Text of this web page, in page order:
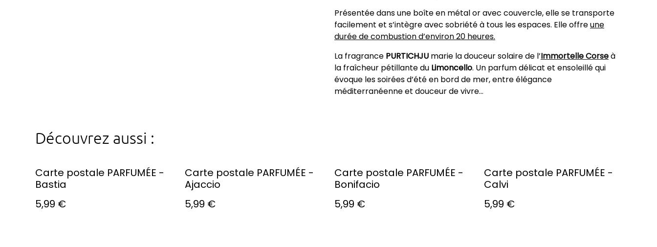
Présentée dans une boîte en métal or avec couvercle, elle se transporte
facilement et s’intègre avec sobriété à tous les espaces. Elle offreune
durée de combustion d’environ 20 heures.
La fragrance PURTICHJU marie la douceur solaire de l’Immortelle Corseà
la fraîcheur pétillante du Limoncello. Un parfum délicat et ensoleillé qui
évoque les soirées d’été en bord de mer, entre élégance
méditerranéenne et douceur de vivre...
Découvrez aussi :
Carte postale PARFUMÉE -
Bastia
5,99 €
Carte postale PARFUMÉE -
Ajaccio
5,99 €
Carte postale PARFUMÉE -
Bonifacio
5,99 €
Carte postale PARFUMÉE -
Calvi
5,99 €